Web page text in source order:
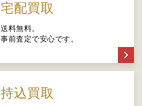
宅配買取
送料無料。
事前査定で安心です。
持込買取